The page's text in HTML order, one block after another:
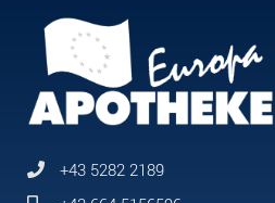
+43 5282 2189